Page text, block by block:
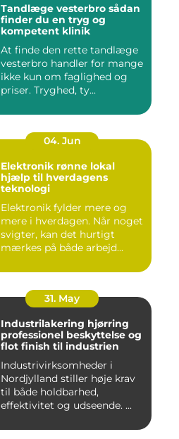
Tandlæge vesterbro sådan
finder du en tryg og
kompetent klinik
At finde den rette tandlæge
vesterbro handler for mange
ikke kun om faglighed og
priser. Tryghed, ty...
04. Jun
Elektronik rønne lokal
hjælp til hverdagens
teknologi
Elektronik fylder mere og
mere i hverdagen. Når noget
svigter, kan det hurtigt
mærkes på både arbejd...
31. May
Industrilakering hjørring
professionel beskyttelse og
flot finish til industrien
Industrivirksomheder i
Nordjylland stiller høje krav
til både holdbarhed,
effektivitet og udseende. ...